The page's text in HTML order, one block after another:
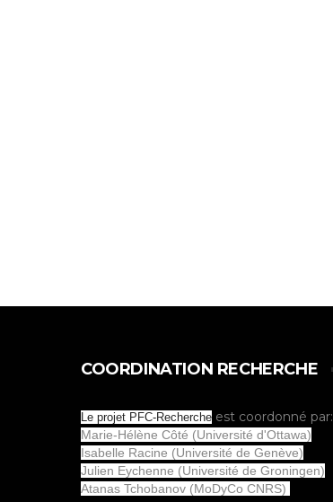
COORDINATION RECHERCHE
Le projet PFC-Recherche est coordonné par:
Marie-Hélène Côté (Université d'Ottawa)
Isabelle Racine (Université de Genève)
Julien Eychenne (Université de Groningen)
Atanas Tchobanov (MoDyCo CNRS)